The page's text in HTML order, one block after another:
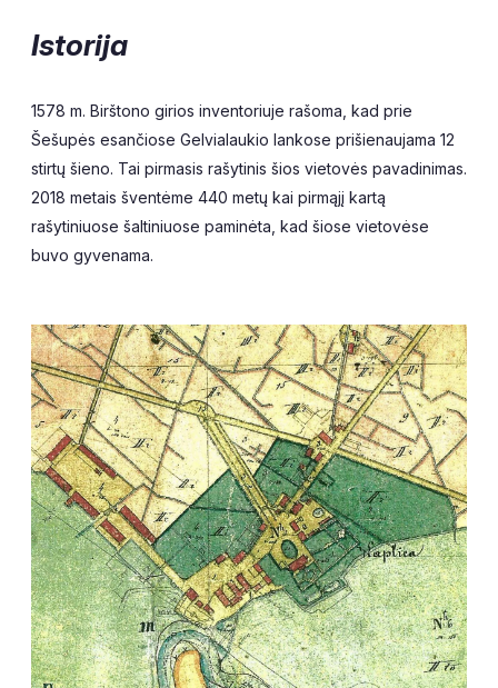
Istorija
1578 m. Birštono girios inventoriuje rašoma, kad prie
Šešupės esančiose Gelvialaukio lankose prišienaujama 12
stirtų šieno. Tai pirmasis rašytinis šios vietovės pavadinimas.
2018 metais šventėme 440 metų kai pirmąjį kartą
rašytiniuose šaltiniuose paminėta, kad šiose vietovėse
buvo gyvenama.